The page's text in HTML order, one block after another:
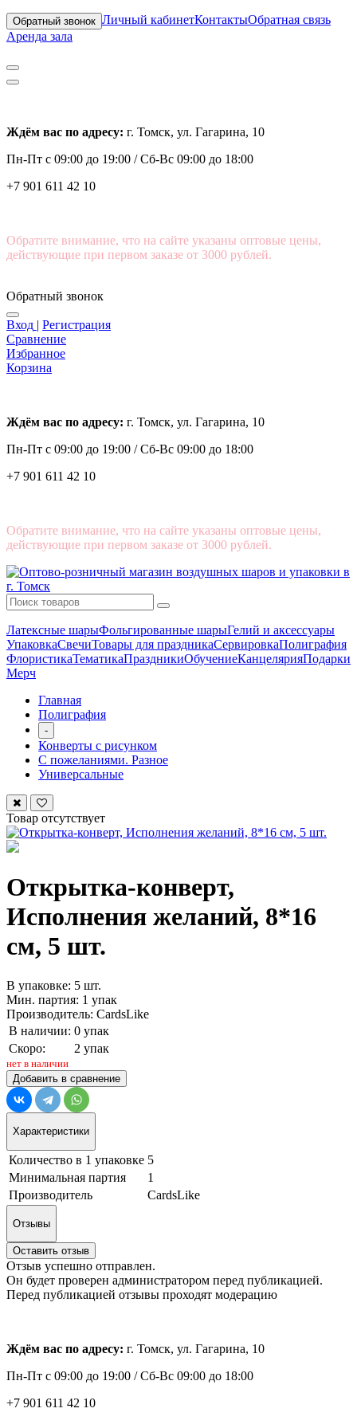
Обратный звонок Личный кабинетКонтактыОбратная связь
Аренда зала
Ждём вас по адресу: г. Томск, ул. Гагарина, 10
Пн-Пт с 09:00 до 19:00 /Сб-Вс 09:00 до 18:00
+7 901 611 42 10
Обратите внимание, что на сайте указаны оптовые цены,
действующие при первом заказе от 3000 рублей.
Обратный звонок
Вход | Регистрация
Сравнение
Избранное
Корзина
Ждём вас по адресу: г. Томск, ул. Гагарина, 10
Пн-Пт с 09:00 до 19:00 /Сб-Вс 09:00 до 18:00
+7 901 611 42 10
Обратите внимание, что на сайте указаны оптовые цены,
действующие при первом заказе от 3000 рублей.
Латексные шарыФольгированные шарыГелий и аксессуары
УпаковкаСвечиТовары для праздникаСервировкаПолиграфия
ФлористикаТематикаПраздникиОбучениеКанцелярияПодарки
Мерч
Главная
Полиграфия
-
Конверты с рисунком
С пожеланиями. Разное
Универсальные
Товар отсутствует
Открытка-конверт,
Исполнения желаний, 8*16
см, 5 шт.
В упаковке: 5 шт.
Мин. партия: 1 упак
Производитель: CardsLike
В наличии: 0 упак
Скоро:
2 упак
нет в наличии
Добавить в сравнение
Характеристики
Количество в 1 упаковке 5
Минимальная партия
1
Производитель
CardsLike
Отзывы
Оставить отзыв
Отзыв успешно отправлен.
Он будет проверен администратором перед публикацией.
Перед публикацией отзывы проходят модерацию
Ждём вас по адресу: г. Томск, ул. Гагарина, 10
Пн-Пт с 09:00 до 19:00 /Сб-Вс 09:00 до 18:00
+7 901 611 42 10